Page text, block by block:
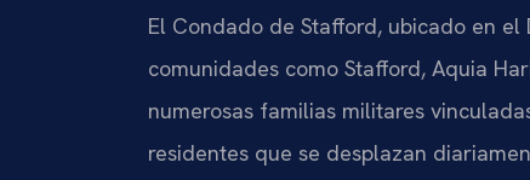
El Condado de Stafford, ubicado en
comunidades como Stafford, Aquia
numerosas familias militares
residentes que se desplazan